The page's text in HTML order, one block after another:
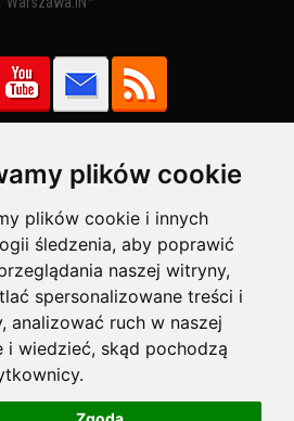
plików cookie
plików cookie i innych
śledzenia, aby poprawić
naszej witryny,
spersonalizowane treści i
analizować ruch w naszej
i wiedzieć, skąd pochodzą
Płatności obsługuje:
Warszawa. Nazwa miasta zaczęła
XIV wieku jako Warszewa, a od XV wieku
nazwy na Warszawa w XV wieku
wymowy dialektycznej.